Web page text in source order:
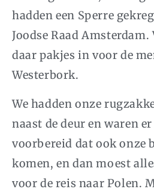
hadden een Sperre
Joodse Raad Amsterdam.
daar pakjes in voor de
Westerbork.
We hadden onze
naast de deur en waren
voorbereid dat ook onze
komen, en dan moest
voor de reis naar Polen.